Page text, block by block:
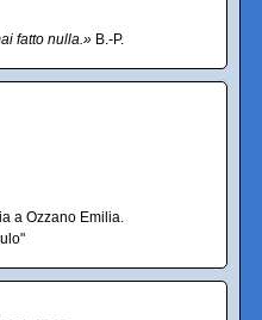
fatto nulla.» B.-P.
a Ozzano Emilia.